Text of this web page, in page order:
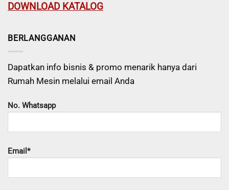
DOWNLOAD KATALOG
BERLANGGANAN
Dapatkan info bisnis & promo menarik hanya dari
Rumah Mesin melalui email Anda
No. Whatsapp
Email*